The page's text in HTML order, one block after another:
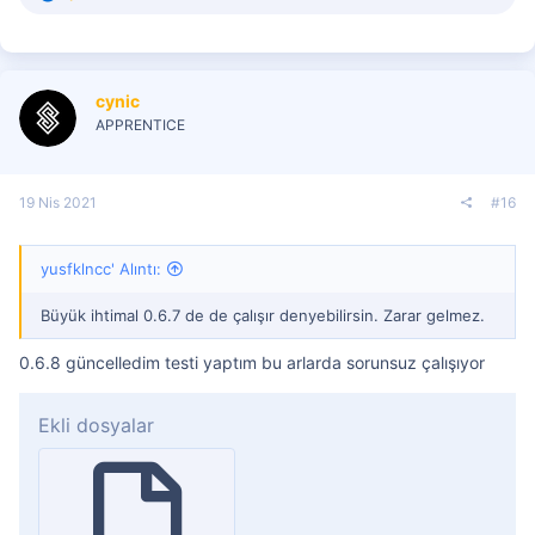
k
:
cynic
APPRENTICE
19 Nis 2021 #16
yusfklncc' Alıntı:
Büyük ihtimal 0.6.7 de de çalışır denyebilirsin. Zarar gelmez.
0.6.8 güncelledim testi yaptım bu arlarda sorunsuz çalışıyor
Ekli dosyalar